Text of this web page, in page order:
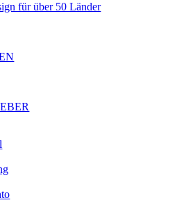
für über 50 Länder